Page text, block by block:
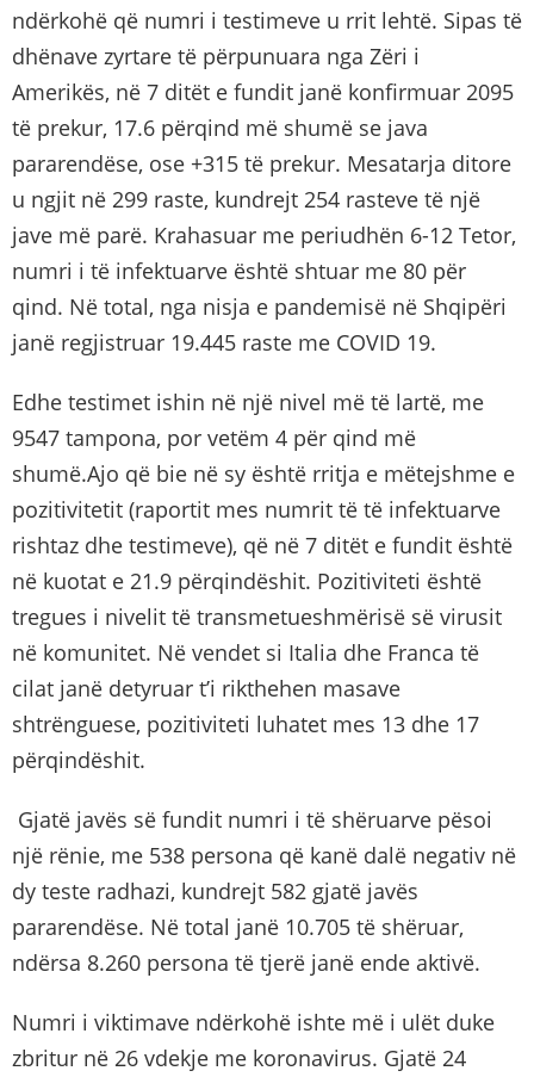
ndërkohë që numri i testimeve u rrit lehtë. Sipas të
dhënave zyrtare të përpunuara nga Zëri i
Amerikës, në 7 ditët e fundit janë konfirmuar 2095
të prekur, 17.6 përqind më shumë se java
pararendëse, ose +315 të prekur. Mesatarja ditore
u ngjit në 299 raste, kundrejt 254 rasteve të një
jave më parë. Krahasuar me periudhën 6-12 Tetor,
numri i të infektuarve është shtuar me 80 për
qind. Në total, nga nisja e pandemisë në Shqipëri
janë regjistruar 19.445 raste me COVID 19.
Edhe testimet ishin në një nivel më të lartë, me
9547 tampona, por vetëm 4 për qind më
shumë.Ajo që bie në sy është rritja e mëtejshme e
pozitivitetit (raportit mes numrit të të infektuarve
rishtaz dhe testimeve), që në 7 ditët e fundit është
në kuotat e 21.9 përqindëshit. Pozitiviteti është
tregues i nivelit të transmetueshmërisë së virusit
në komunitet. Në vendet si Italia dhe Franca të
cilat janë detyruar t’i rikthehen masave
shtrënguese, pozitiviteti luhatet mes 13 dhe 17
përqindëshit.
Gjatë javës së fundit numri i të shëruarve pësoi
një rënie, me 538 persona që kanë dalë negativ në
dy teste radhazi, kundrejt 582 gjatë javës
pararendëse. Në total janë 10.705 të shëruar,
ndërsa 8.260 persona të tjerë janë ende aktivë.
Numri i viktimave ndërkohë ishte më i ulët duke
zbritur në 26 vdekje me koronavirus. Gjatë 24